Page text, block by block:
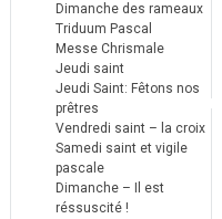
Dimanche des rameaux
Triduum Pascal
Messe Chrismale
Jeudi saint
Jeudi Saint: Fêtons nos
prêtres
Vendredi saint – la croix
Samedi saint et vigile
pascale
Dimanche – Il est
réssuscité !